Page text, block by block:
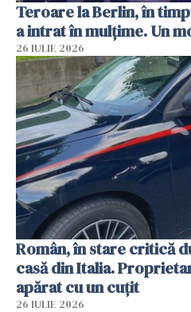
Teroare la Berlin, în
a intrat în mulțime. Un
26 IULIE 2026
Român, în stare critică
casă din Italia.
apărat cu un cuțit
26 IULIE 2026